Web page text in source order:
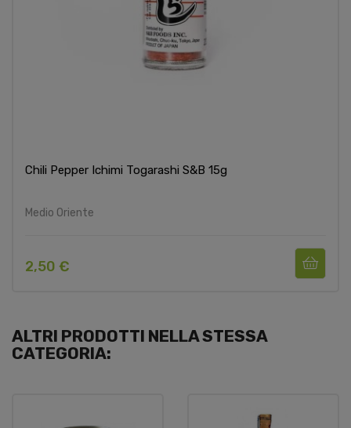
Chili Pepper Ichimi Togarashi S&B 15g
Medio Oriente
2,50 €
ALTRI PRODOTTI NELLA STESSA
CATEGORIA: